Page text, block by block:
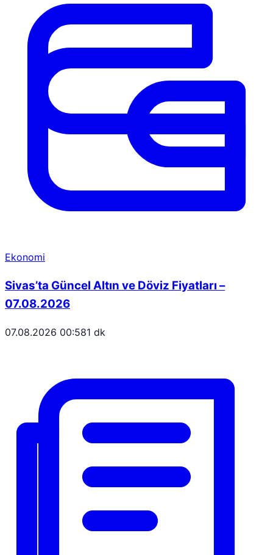
Ekonomi
Sivas’ta Güncel Altın ve Döviz Fiyatları –
07.08.2026
07.08.2026 00:581 dk